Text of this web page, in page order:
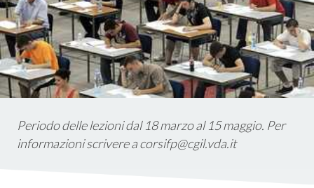
Periodo delle lezioni dal 18 marzo al 15 maggio. Per
informazioni scrivere a corsifp@cgil.vda.it